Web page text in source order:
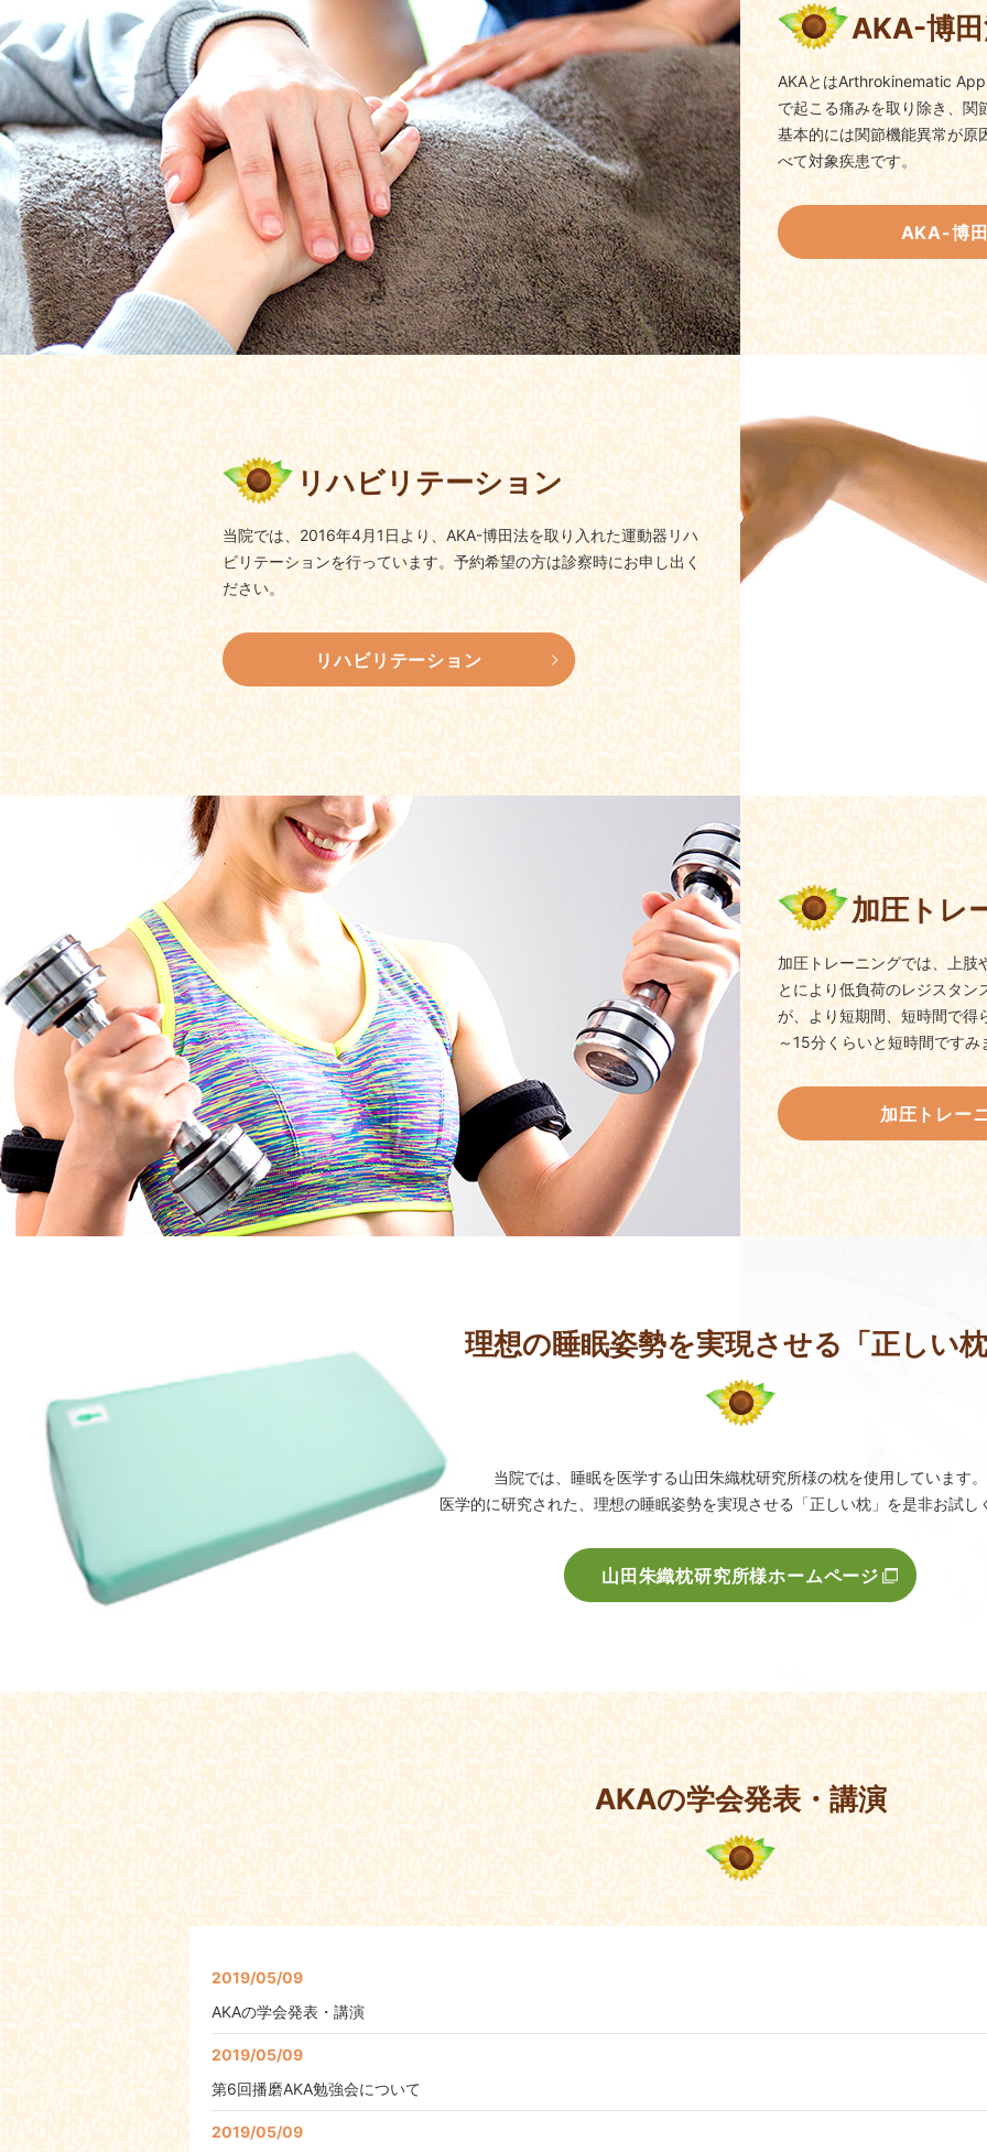
AKA-博
AKAとはArthrokinematic
で起こる痛みを取り除き、関
基本的には関節機能異常が原
べて対象疾患です。
AKA-博
リハビリテーション
当院では、2016年4月1日より、AKA-博田法を取り入れた運動器リハ
ビリテーションを行っています。予約希望の方は診察時にお申し出く
ださい。
リハビリテーション
加圧トレ
加圧トレーニングでは、上肢
とにより低負荷のレジスタン
が、より短期間、短時間で得
～15分くらいと短時間ですみ
加圧トレー
理想の睡眠姿勢を実現させる 「正しい
当院では、睡眠を医学する山田朱織枕研究所様の枕を使用しています。
医学的に研究された、理想の睡眠姿勢を実現させる「正しい枕」を是非お試し
山田朱織枕研究所様ホームページ
AKAの学会発表・講演
2019/05/09
AKAの学会発表・講演
2019/05/09
第6回播磨AKA勉強会について
2019/05/09